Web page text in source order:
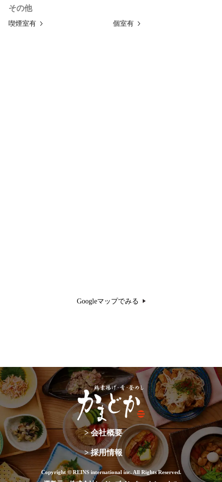
その他
喫煙室有 個室有
Googleマップでみる
鶏
素
揚
げ・
肴・
釜
め
し
か
ま
ど
か
> 会社概要
> 採用情報
Copyright © REINS international inc. All Rights Reserved.